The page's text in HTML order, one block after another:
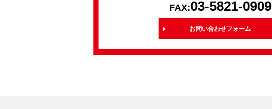
FAX:03-5821-0909
お問い合わせフォーム